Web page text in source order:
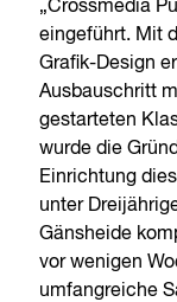
„Crossmedia
eingeführt. Mit
Grafik-Design
Ausbauschritt
gestarteten
wurde die
Einrichtung
unter
Gänsheide
vor wenigen
umfangreiche